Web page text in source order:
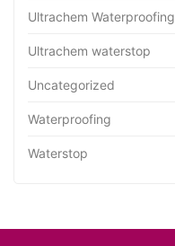
Ultrachem Waterproofing
Ultrachem waterstop
Uncategorized
Waterproofing
Waterstop